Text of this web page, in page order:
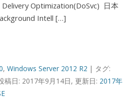
Optimization(DoSvc) 日本
Intell […]
, Windows Server 2012 R2 | タグ:
稿日: 2017年9月14日, 更新日: 2017年